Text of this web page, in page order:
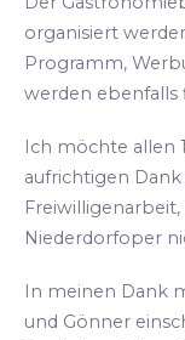
organisiert
Programm,
werden ebenfalls
Ich möchte allen
aufrichtigen
Niederdorfoper
In meinen Dank
und Gönner